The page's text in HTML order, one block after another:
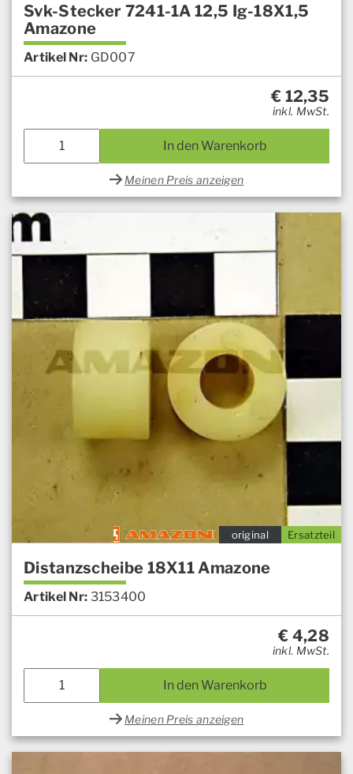
Svk-Stecker 7241-1A 12,5 Ig-18X1,5
Amazone
Artikel Nr: GD007
€ 12,35
inkl. MwSt.
In den Warenkorb
Meinen Preis anzeigen
Ersatzteil
original
Distanzscheibe 18X11 Amazone
Artikel Nr: 3153400
€ 4,28
inkl. MwSt.
In den Warenkorb
Meinen Preis anzeigen